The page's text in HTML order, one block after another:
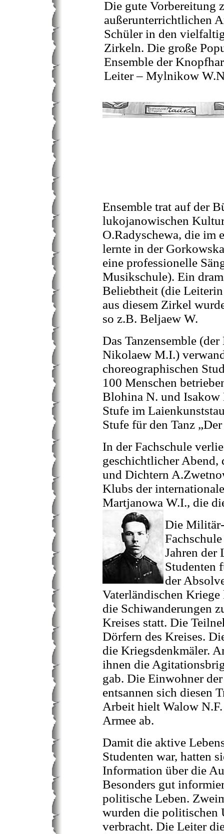
Die gute Vorbereitung
außerunterrichtlichen
Schüler in den
Zirkeln. Die große
Ensemble der
Leiter – Mylnikow
Ensemble trat auf der
lukojanowischen
O.Radyschewa, die im
lernte in der
eine professionelle
Musikschule). Ein
Beliebtheit (die
aus diesem Zirkel
so z.B. Beljaew W.
Das Tanzensemble
Nikolaew M.I.)
choreographischen
100 Menschen
Blohina N. und Isakow
Stufe im
Stufe für den Tanz
In der Fachschule
geschichtlicher
und Dichtern
Klubs der
Martjanowa W.I., die
Die
Jahren der
Studenten
der
Vaterländischen
die Schiwanderungen
Kreises statt. Die
Dörfern des Kreises.
die Kriegsdenkmäler.
ihnen die
gab. Die Einwohner
entsannen sich diesen
Arbeit hielt Walow
Armee ab.
Damit die aktive
Studenten war, hatten
Information über die
Besonders gut
politische Leben.
wurden die politischen
verbracht. Die Leiter